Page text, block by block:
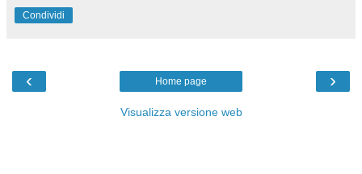
Condividi
‹ ›
Home page
Visualizza versione web